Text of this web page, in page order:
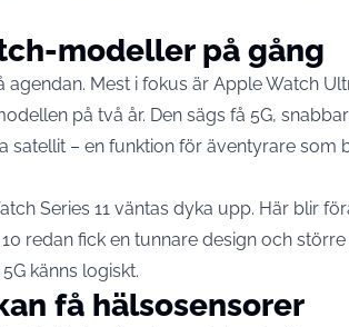
modeller på gång
Mest i fokus är Apple Watch
på två år. Den sägs få 5G,
satellit – en funktion för äventyrare som
Series 11 väntas dyka upp. Här blir
redan fick en tunnare design och
känns logiskt.
få hälsosensorer